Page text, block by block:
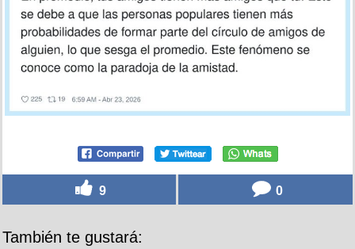
9 0
También te gustará: